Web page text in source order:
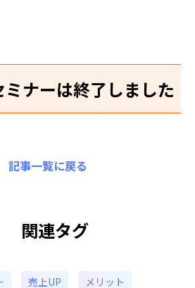
ミナーは終了しました
記事一覧に戻る
関連タグ
売上UP メリット